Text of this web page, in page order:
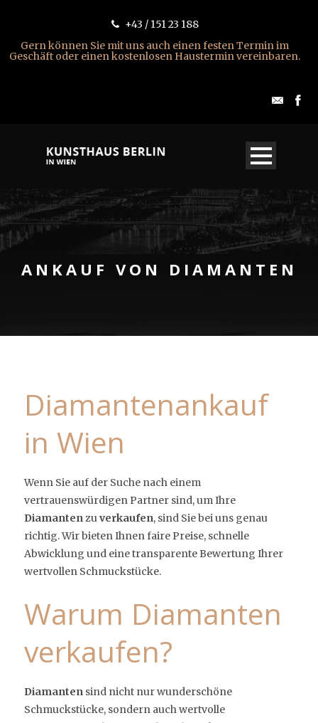
+43 / 151 23 188
Gern können Sie mit uns auch einen festen Termin im
Geschäft oder einen kostenlosen Haustermin vereinbaren.
ANKAUF VON DIAMANTEN
Diamantenankauf
in Wien
Wenn Sie auf der Suche nach einem
vertrauenswürdigen Partner sind, um Ihre
Diamantenzuverkaufen, sind Sie bei uns genau
richtig. Wir bieten Ihnen faire Preise, schnelle
Abwicklung und eine transparente Bewertung Ihrer
wertvollen Schmuckstücke.
Warum Diamanten
verkaufen?
Diamanten sind nicht nur wunderschöne
Schmuckstücke, sondern auch wertvolle